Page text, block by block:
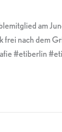
am
frei nach dem
#etiberlin